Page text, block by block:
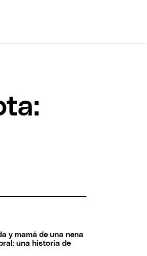
y mamá de una nena
una historia de